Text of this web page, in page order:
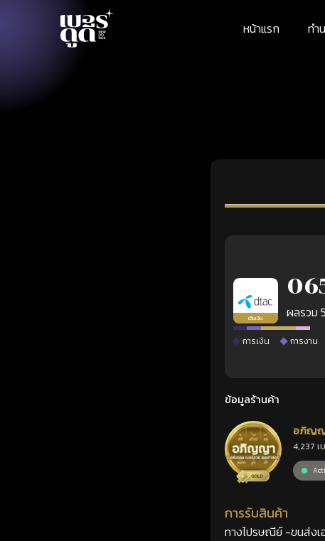
หน้าแรก ทำ
เติมเงิน ผลรวม
การเงิน การงาน
ข้อมูลร้านค้า
อภิญญ
เลขศา
4,237 เ
การรับสินค้า
ทางไปรษณีย์ -ขนส่งเ